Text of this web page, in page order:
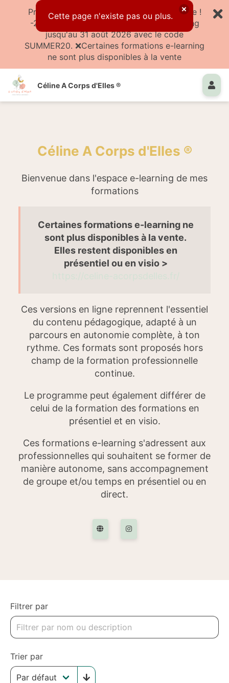
Profite de l'été pour te former à ton rythme !
-20% sur les formations et packs e-learning
jusqu'au 31 août 2026 avec le code
SUMMER20. ❌Certaines formations e-learning
ne sont plus disponibles à la vente
Céline A Corps d'Elles ®
Céline A Corps d'Elles ®
Bienvenue dans l'espace e-learning de mes
formations
Certaines formations e-learning ne
sont plus disponibles à la vente.
Elles restent disponibles en
présentiel ou en visio >
Ces versions en ligne reprennent l'essentiel
du contenu pédagogique, adapté à un
parcours en autonomie complète, à ton
rythme. Ces formats sont proposés hors
champ de la formation professionnelle
continue.
Le programme peut également différer de
celui de la formation des formations en
présentiel et en visio.
Ces formations e-learning s'adressent aux
professionnelles qui souhaitent se former de
manière autonome, sans accompagnement
de groupe et/ou temps en présentiel ou en
direct.
Filtrer par
Trier par
Cette page n'existe pas ou plus.